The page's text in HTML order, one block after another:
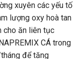
xuyên các yếu tố
lượng oxy hoà tan
cho ăn liên tục
CÁ trong
để tăng